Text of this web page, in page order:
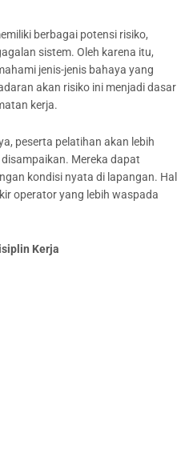
berbagai potensi risiko,
sistem. Oleh karena itu,
jenis-jenis bahaya yang
akan risiko ini menjadi dasar
kerja.
peserta pelatihan akan lebih
Mereka dapat
kondisi nyata di lapangan. Hal
operator yang lebih waspada
Kerja